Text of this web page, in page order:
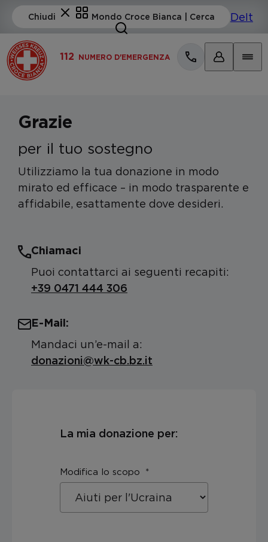
112 NUMERO D'EMERGENZA
La mia donazione per:
Modifica lo scopo
Grazie
per il tuo sostegno
Utilizziamo la tua donazione in modo
mirato ed efficace – in modo trasparente e
affidabile, esattamente dove desideri.
Chiamaci
Puoi contattarci ai seguenti recapiti:
+39 0471 444 306
E-Mail:
Mandaci un’e-mail a:
donazioni@wk-cb.bz.it